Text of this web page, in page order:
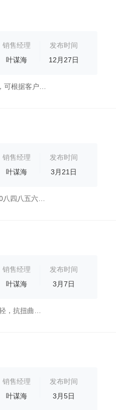
销售经理
叶谋海
发布时间
12月27日
销售经理
叶谋海
发布时间
3月21日
销售经理
叶谋海
发布时间
3月7日
销售经理
叶谋海
发布时间
3月5日